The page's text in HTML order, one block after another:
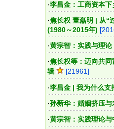
·李昌金：工商资本
·焦长权 董磊明 | 从“
(1980～2015年)
·黄宗智：实践与理
·焦长权等：迈向共
辑
[21961]
·李昌金 | 我为什么支
·孙新华：婚姻挤压
·黄宗智：实践理论